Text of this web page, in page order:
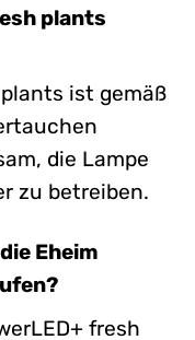
plants
ist gemäß
die Lampe
zu betreiben.
Eheim
fresh